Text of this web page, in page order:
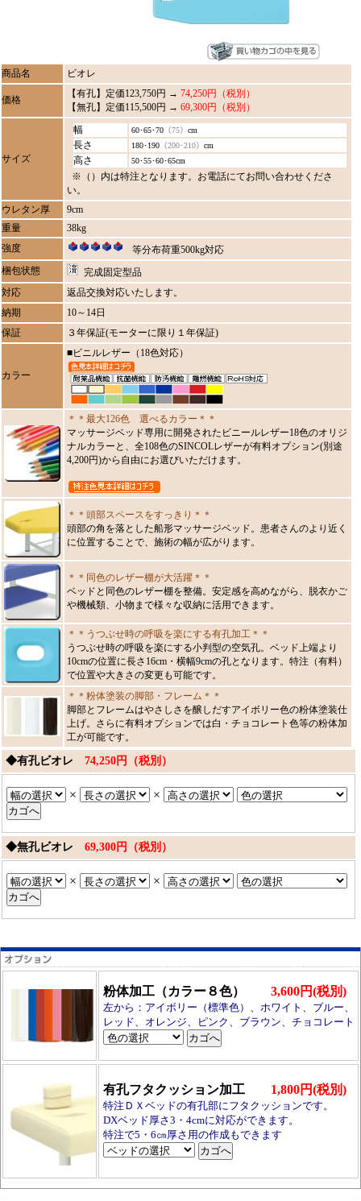
商品名 ビオレ
価格
【有孔】定価123,750円 → 74,250円（税別）
【無孔】定価115,500円 → 69,300円（税別）
サイズ
幅 60･65･70 （75） cm
長さ 180･190 （200･210） cm
高さ 50･55･60･65cm
※（）内は特注となります。お電話にてお問い合わせくださ
い。
ウレタン厚
9cm
重量
38kg
強度
等分布荷重500kg対応
梱包状態
完成固定型品
対応
返品交換対応いたします。
納期
10～14日
保証
３年保証(モーターに限り１年保証)
カラー
■ビニルレザー（18色対応）
＊＊最大126色 選べるカラー＊＊
マッサージベッド専用に開発されたビニールレザー18色のオリジ
ナルカラーと、全108色のSINCOLレザーが有料オプション(別途
4,200円)から自由にお選びいただけます。
＊＊頭部スペースをすっきり＊＊
頭部の角を落とした船形マッサージベッド。患者さんのより近く
に位置することで、施術の幅が広がります。
＊＊同色のレザー棚が大活躍＊＊
ベッドと同色のレザー棚を整備。安定感を高めながら、脱衣かご
や機械類、小物まで様々な収納に活用できます。
＊＊うつぶせ時の呼吸を楽にする有孔加工＊＊
うつぶせ時の呼吸を楽にする小判型の空気孔。ベッド上端より
10cmの位置に長さ16cm・横幅9cmの孔となります。特注（有料）
で位置や大きさの変更も可能です。
＊＊粉体塗装の脚部・フレーム＊＊
脚部とフレームはやさしさを醸しだすアイボリー色の粉体塗装仕
上げ。さらに有料オプションでは白・チョコレート色等の粉体加
工が可能です。
◆有孔ビオレ 74,250円（税別）
× ×
◆無孔ビオレ 69,300円（税別）
× ×
粉体加工（カラー８色） 3,600円(税別)
左から：アイボリー（標準色）、ホワイト、ブルー、
レッド、オレンジ、ピンク、ブラウン、チョコレート
有孔フタクッション加工 1,800円(税別)
特注ＤＸベッドの有孔部にフタクッションです。
DXベッド厚さ3・4cmに対応ができます。
特注で5・6㎝厚さ用の作成もできます